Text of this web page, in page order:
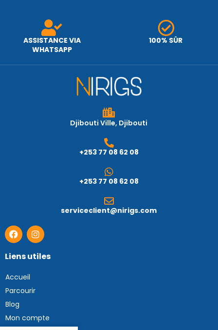
ASSISTANCE VIA
WHATSAPP
100% SÛR
Djibouti Ville, Djibouti
+253 77 08 62 08
+253 77 08 62 08
serviceclient@nirigs.com
Liens utiles
Accueil
Parcourir
Blog
Mon compte